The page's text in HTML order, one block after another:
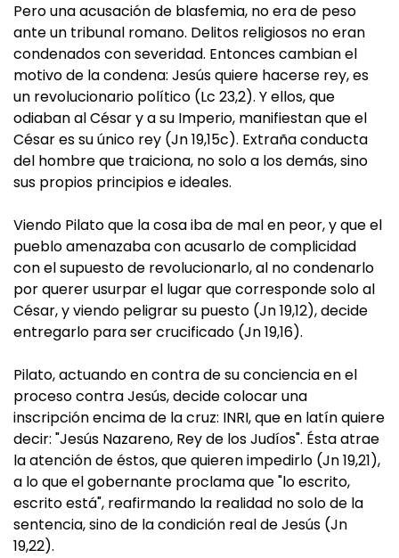
Pero una acusación de blasfemia, no era de peso
ante un tribunal romano. Delitos religiosos no eran
condenados con severidad. Entonces cambian el
motivo de la condena: Jesús quiere hacerse rey, es
un revolucionario político (Lc 23,2). Y ellos, que
odiaban al César y a su Imperio, manifiestan que el
César es su único rey (Jn 19,15c). Extraña conducta
del hombre que traiciona, no solo a los demás, sino
sus propios principios e ideales.
Viendo Pilato que la cosa iba de mal en peor, y que el
pueblo amenazaba con acusarlo de complicidad
con el supuesto de revolucionarlo, al no condenarlo
por querer usurpar el lugar que corresponde solo al
César, y viendo peligrar su puesto (Jn 19,12), decide
entregarlo para ser crucificado (Jn 19,16).
Pilato, actuando en contra de su conciencia en el
proceso contra Jesús, decide colocar una
inscripción encima de la cruz: INRI, que en latín quiere
decir: "Jesús Nazareno, Rey de los Judíos". Ésta atrae
la atención de éstos, que quieren impedirlo (Jn 19,21),
a lo que el gobernante proclama que "lo escrito,
escrito está", reafirmando la realidad no solo de la
sentencia, sino de la condición real de Jesús (Jn
19,22).